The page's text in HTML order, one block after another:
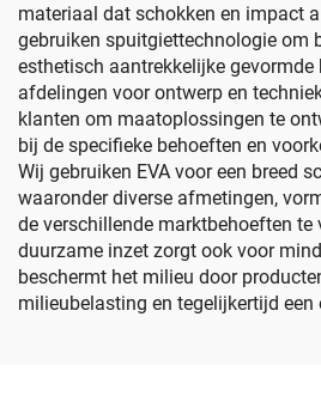
materiaal dat schokken en impact
gebruiken spuitgiettechnologie om
esthetisch aantrekkelijke
afdelingen voor ontwerp en
klanten om maatoplossingen te
bij de specifieke behoeften en
Wij gebruiken EVA voor een breed
waaronder diverse afmetingen,
de verschillende marktbehoeften te
duurzame inzet zorgt ook voor
beschermt het milieu door
milieubelasting en tegelijkertijd een